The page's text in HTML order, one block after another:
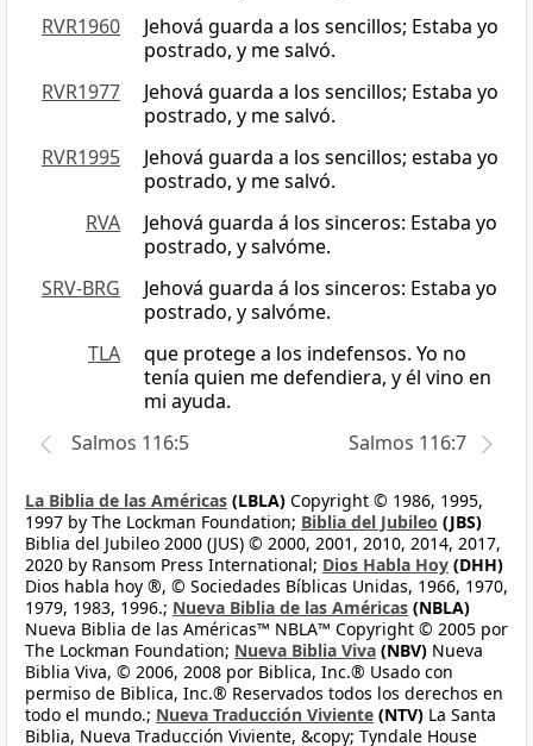
RVR1960
Jehová guarda a los sencillos; Estaba yo
postrado, y me salvó.
RVR1977
Jehová guarda a los sencillos; Estaba yo
postrado, y me salvó.
RVR1995
Jehová guarda a los sencillos; estaba yo
postrado, y me salvó.
RVA
Jehová guarda á los sinceros: Estaba yo
postrado, y salvóme.
SRV-BRG
Jehová guarda á los sinceros: Estaba yo
postrado, y salvóme.
TLA
que protege a los indefensos. Yo no
tenía quien me defendiera, y él vino en
mi ayuda.
Salmos 116:5
Salmos 116:7
La Biblia de las Américas (LBLA) Copyright © 1986, 1995,
1997 by The Lockman Foundation; Biblia del Jubileo (JBS)
Biblia del Jubileo 2000 (JUS) © 2000, 2001, 2010, 2014, 2017,
2020 by Ransom Press International; Dios Habla Hoy (DHH)
Dios habla hoy ®, © Sociedades Bíblicas Unidas, 1966, 1970,
1979, 1983, 1996.; Nueva Biblia de las Américas (NBLA)
Nueva Biblia de las Américas™ NBLA™ Copyright © 2005 por
The Lockman Foundation; Nueva Biblia Viva (NBV) Nueva
Biblia Viva, © 2006, 2008 por Biblica, Inc.® Usado con
permiso de Biblica, Inc.® Reservados todos los derechos en
todo el mundo.; Nueva Traducción Viviente (NTV) La Santa
Biblia, Nueva Traducción Viviente, &copy; Tyndale House